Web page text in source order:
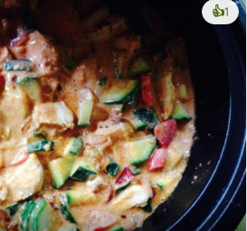
👍1